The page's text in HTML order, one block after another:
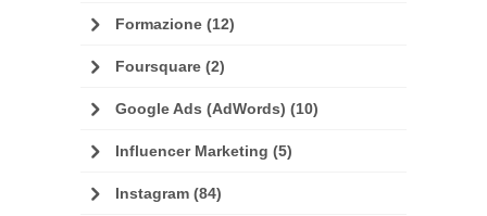
Formazione (12)
Foursquare (2)
Google Ads (AdWords) (10)
Influencer Marketing (5)
Instagram (84)